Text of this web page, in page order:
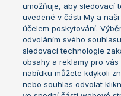
Sázkařský žebříček
Aktualní trendy
umožňuje, aby sledovací
uvedené v části My a
účelem poskytování.
odvoláním svého
sledovací technologie
obsahy a reklamy pro
nabídku můžete kdykoli
nebo souhlas odvolat